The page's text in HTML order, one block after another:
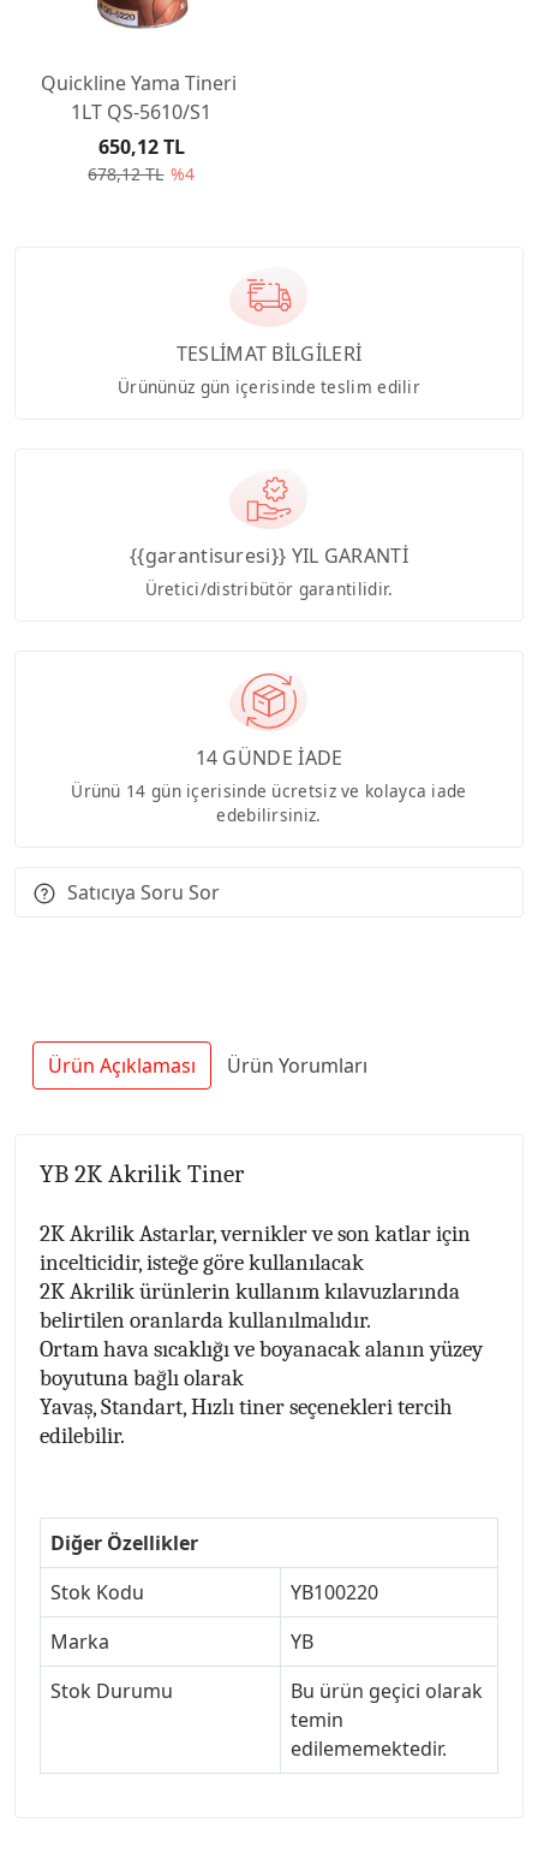
Quickline Yama Tineri
1LT QS-5610/S1
678,12 TL %4
650,12 TL
TESLİMAT BİLGİLERİ
Ürününüz gün içerisinde teslim edilir
{{garantisuresi}} YIL GARANTİ
Üretici/distribütör garantilidir.
14 GÜNDE İADE
Ürünü 14 gün içerisinde ücretsiz ve kolayca iade
edebilirsiniz.
Satıcıya Soru Sor
Ürün Açıklaması Ürün Yorumları
YB 2K Akrilik Tiner
2K Akrilik Astarlar, vernikler ve son katlar için
incelticidir, isteğe göre kullanılacak
2K Akrilik ürünlerin kullanım kılavuzlarında
belirtilen oranlarda kullanılmalıdır.
Ortam hava sıcaklığı ve boyanacak alanın yüzey
boyutuna bağlı olarak
Yavaş, Standart, Hızlı tiner seçenekleri tercih
edilebilir.
Diğer Özellikler
Stok Kodu
YB100220
Marka
YB
Stok Durumu
Bu ürün geçici olarak
temin
edilememektedir.